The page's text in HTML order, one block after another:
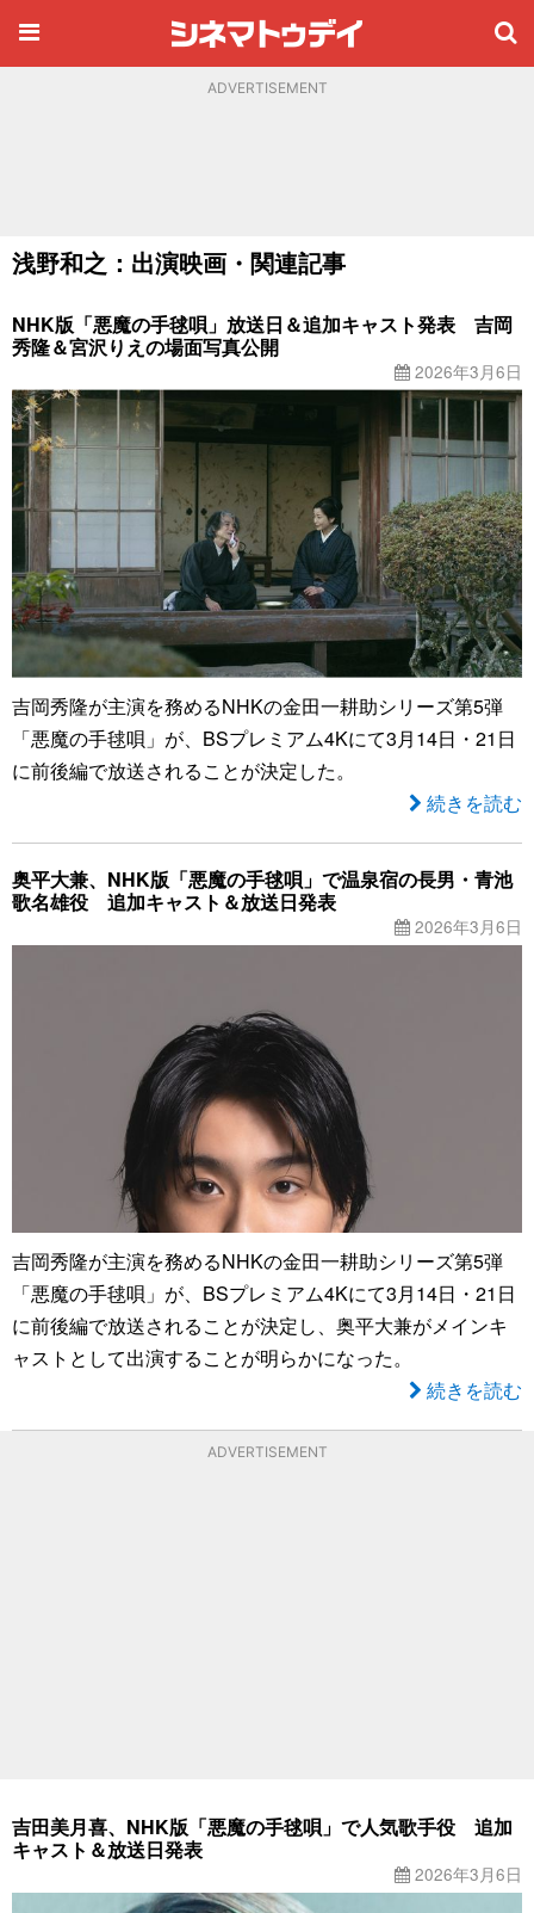
ADVERTISEMENT
浅野和之：出演映画・関連記事
NHK版「悪魔の手毬唄」放送日＆追加キャスト発表 吉岡
秀隆＆宮沢りえの場面写真公開
2026年3月6日
吉岡秀隆が主演を務めるNHKの金田一耕助シリーズ第5弾
「悪魔の手毬唄」が、BSプレミアム4Kにて3月14日・21日
に前後編で放送されることが決定した。
続きを読む
奥平大兼、NHK版「悪魔の手毬唄」で温泉宿の長男・青池
歌名雄役 追加キャスト＆放送日発表
2026年3月6日
吉岡秀隆が主演を務めるNHKの金田一耕助シリーズ第5弾
「悪魔の手毬唄」が、BSプレミアム4Kにて3月14日・21日
に前後編で放送されることが決定し、奥平大兼がメインキ
ャストとして出演することが明らかになった。
続きを読む
ADVERTISEMENT
吉田美月喜、NHK版「悪魔の手毬唄」で人気歌手役 追加
キャスト＆放送日発表
2026年3月6日